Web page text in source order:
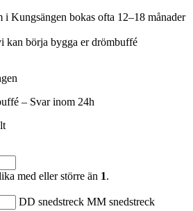
i Kungsängen bokas ofta 12–18 månader
kan börja bygga er drömbuffé
– Svar inom 24h
med eller större än 1.
DD snedstreck MM snedstreck